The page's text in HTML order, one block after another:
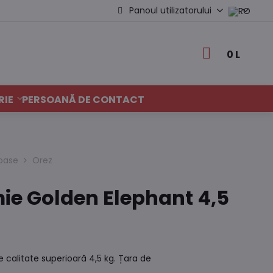
Panoul utilizatorului
0 L
PERSOANĂ DE CONTACT
Orez
Golden Elephant 4,5
calitate superioară 4,5 kg. Țara de